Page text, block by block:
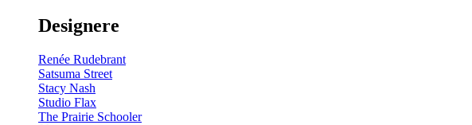
Designere
Renée Rudebrant
Satsuma Street
Stacy Nash
Studio Flax
The Prairie Schooler